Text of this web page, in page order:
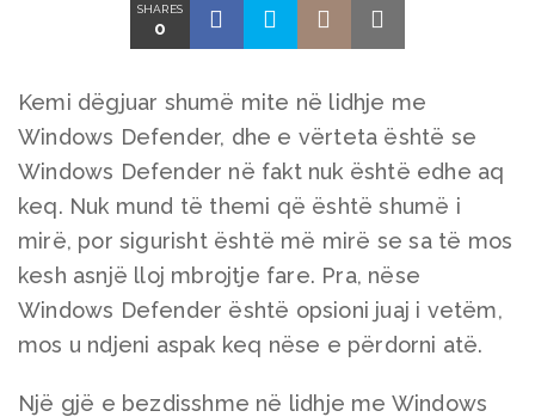
SHARES
0
Kemi dëgjuar shumë mite në lidhje me
Windows Defender, dhe e vërteta është se
Windows Defender në fakt nuk është edhe aq
keq. Nuk mund të themi që është shumë i
mirë, por sigurisht është më mirë se sa të mos
kesh asnjë lloj mbrojtje fare. Pra, nëse
Windows Defender është opsioni juaj i vetëm,
mos u ndjeni aspak keq nëse e përdorni atë.
Një gjë e bezdisshme në lidhje me Windows